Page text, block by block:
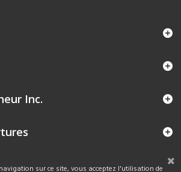
Inc.
sur ce site, vous acceptez l'utilisation de